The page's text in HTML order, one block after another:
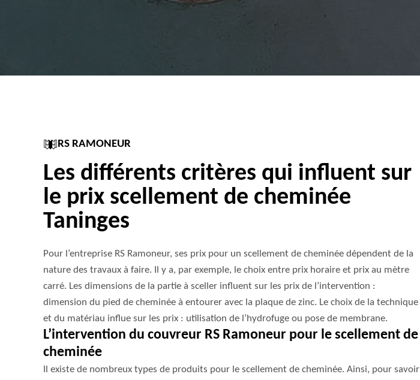
RS RAMONEUR
Les différents critères qui influent sur
le prix scellement de cheminée
Taninges
Pour l’entreprise RS Ramoneur, ses prix pour un scellement de cheminée dépendent de la
nature des travaux à faire. Il y a, par exemple, le choix entre prix horaire et prix au mètre
carré. Les dimensions de la partie à sceller influent sur les prix de l’intervention :
dimension du pied de cheminée à entourer avec la plaque de zinc. Le choix de la technique
et du matériau influe sur les prix : utilisation de l’hydrofuge ou pose de membrane.
L’intervention du couvreur RS Ramoneur pour le scellement de
cheminée
Il existe de nombreux types de produits pour le scellement de cheminée. Ainsi, pour savoir